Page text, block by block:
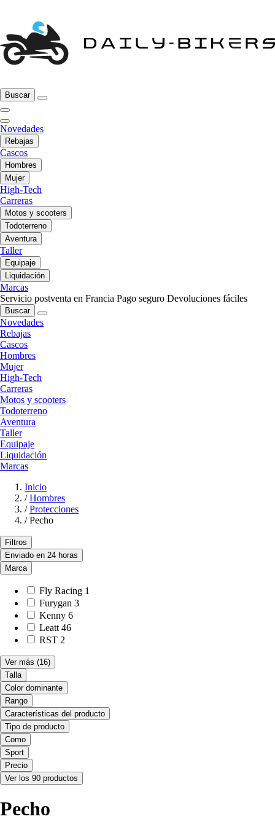
Buscar
Novedades
Rebajas
Cascos
Hombres
Mujer
High-Tech
Carreras
Motos y scooters
Todoterreno
Aventura
Taller
Equipaje
Liquidación
Marcas
Servicio postventa en Francia Pago seguro Devoluciones fáciles
Buscar
Novedades
Rebajas
Cascos
Hombres
Mujer
High-Tech
Carreras
Motos y scooters
Todoterreno
Aventura
Taller
Equipaje
Liquidación
Marcas
Inicio
/ Hombres
/ Protecciones
/ Pecho
Filtros
Enviado en 24 horas
Marca
Fly Racing 1
Furygan 3
Kenny 6
Leatt 46
RST 2
Ver más (16)
Talla
Color dominante
Rango
Características del producto
Tipo de producto
Como
Sport
Precio
Ver los 90 productos
Pecho